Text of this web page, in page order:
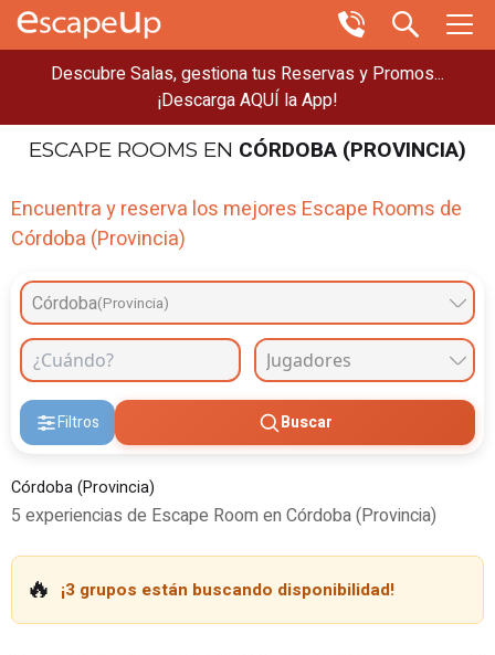
Descubre Salas, gestiona tus Reservas y Promos...
¡Descarga AQUÍ la App!
ESCAPE ROOMS EN CÓRDOBA (PROVINCIA)
Encuentra y reserva los mejores Escape Rooms de
Córdoba (Provincia)
Córdoba(Provincia)
Filtros Buscar
Córdoba (Provincia)
5 experiencias de Escape Room en Córdoba (Provincia)
🔥 ¡3 grupos están buscando disponibilidad!